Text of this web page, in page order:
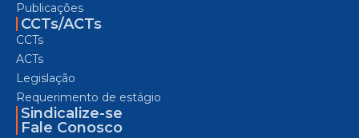
Publicações
CCTs/ACTs
CCTs
ACTs
Legislação
Requerimento de estágio
Sindicalize-se
Fale Conosco